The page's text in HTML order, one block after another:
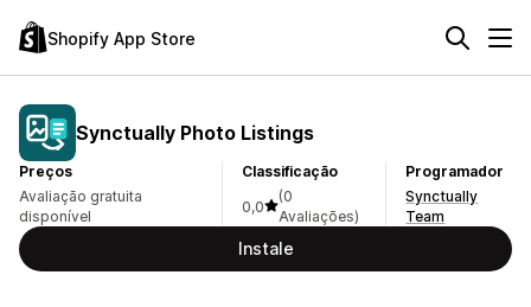
Shopify App Store
Synctually Photo Listings
Preços
Avaliação gratuita
disponível
Classificação
0,0
(0
Avaliações)
Programador
Synctually
Team
Instale